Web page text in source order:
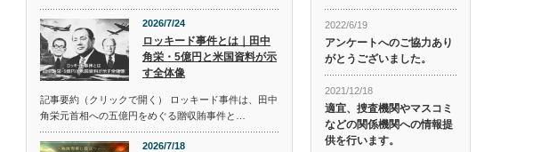
2026/7/24
ロッキード事件とは｜田中
角栄・5億円と米国資料が示
す全体像
記事要約（クリックで開く） ロッキード事件は、田中
角栄元首相への五億円をめぐる贈収賄事件と…
2026/7/18
2022/6/19
アンケートへのご協力あり
がとうございました。
2021/12/18
適宜、捜査機関やマスコミ
などの関係機関への情報提
供を行います。